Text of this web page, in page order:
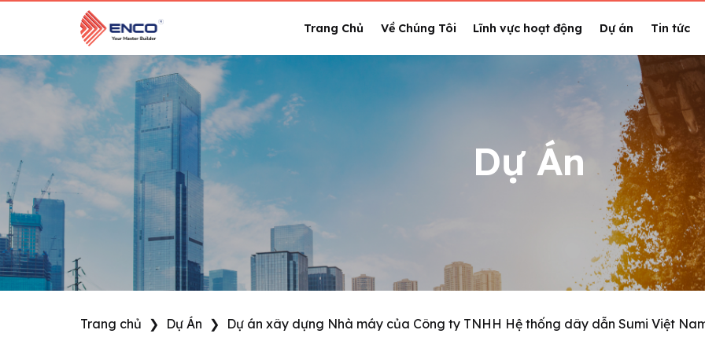
Trang Chủ Về Chúng Tôi Lĩnh vực hoạt động Dự án Tin tức
Dự Án
Trang chủ ❯ Dự Án ❯ Dự án xây dựng Nhà máy của Công ty TNHH Hệ thống dây dẫn Sumi Việt